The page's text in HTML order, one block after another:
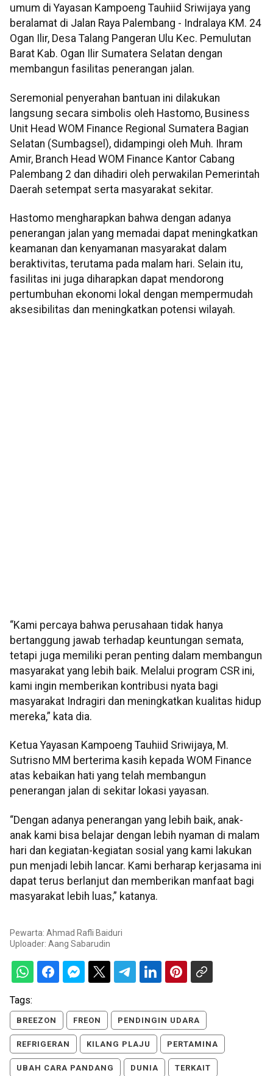
umum di Yayasan Kampoeng Tauhiid Sriwijaya yang
beralamat di Jalan Raya Palembang - Indralaya KM. 24
Ogan Ilir, Desa Talang Pangeran Ulu Kec. Pemulutan
Barat Kab. Ogan Ilir Sumatera Selatan dengan
membangun fasilitas penerangan jalan.
Seremonial penyerahan bantuan ini dilakukan
langsung secara simbolis oleh Hastomo, Business
Unit Head WOM Finance Regional Sumatera Bagian
Selatan (Sumbagsel), didampingi oleh Muh. Ihram
Amir, Branch Head WOM Finance Kantor Cabang
Palembang 2 dan dihadiri oleh perwakilan Pemerintah
Daerah setempat serta masyarakat sekitar.
Hastomo mengharapkan bahwa dengan adanya
penerangan jalan yang memadai dapat meningkatkan
keamanan dan kenyamanan masyarakat dalam
beraktivitas, terutama pada malam hari. Selain itu,
fasilitas ini juga diharapkan dapat mendorong
pertumbuhan ekonomi lokal dengan mempermudah
aksesibilitas dan meningkatkan potensi wilayah.
“Kami percaya bahwa perusahaan tidak hanya
bertanggung jawab terhadap keuntungan semata,
tetapi juga memiliki peran penting dalam membangun
masyarakat yang lebih baik. Melalui program CSR ini,
kami ingin memberikan kontribusi nyata bagi
masyarakat Indragiri dan meningkatkan kualitas hidup
mereka,” kata dia.
Ketua Yayasan Kampoeng Tauhiid Sriwijaya, M.
Sutrisno MM berterima kasih kepada WOM Finance
atas kebaikan hati yang telah membangun
penerangan jalan di sekitar lokasi yayasan.
“Dengan adanya penerangan yang lebih baik, anak-
anak kami bisa belajar dengan lebih nyaman di malam
hari dan kegiatan-kegiatan sosial yang kami lakukan
pun menjadi lebih lancar. Kami berharap kerjasama ini
dapat terus berlanjut dan memberikan manfaat bagi
masyarakat lebih luas,” katanya.
Pewarta: Ahmad Rafli Baiduri
Uploader: Aang Sabarudin
Tags:
BREEZON FREON PENDINGIN UDARA
REFRIGERAN KILANG PLAJU PERTAMINA
UBAH CARA PANDANG DUNIA TERKAIT